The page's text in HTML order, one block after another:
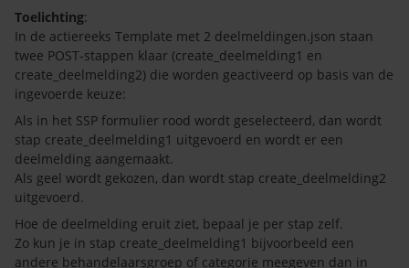
Toelichting:
In de actiereeks Template met 2 deelmeldingen.json staan
twee POST-stappen klaar (create_deelmelding1 en
create_deelmelding2) die worden geactiveerd op basis van de
ingevoerde keuze:
Als in het SSP formulier rood wordt geselecteerd, dan wordt
stap create_deelmelding1 uitgevoerd en wordt er een
deelmelding aangemaakt.
Als geel wordt gekozen, dan wordt stap create_deelmelding2
uitgevoerd.
Hoe de deelmelding eruit ziet, bepaal je per stap zelf.
Zo kun je in stap create_deelmelding1 bijvoorbeeld een
andere behandelaarsgroep of categorie meegeven dan in